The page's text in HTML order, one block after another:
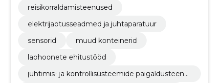
reisikorraldamisteenused
elektrijaotusseadmed ja juhtaparatuur
sensorid
muud konteinerid
laohoonete ehitustööd
juhtimis- ja kontrollisüsteemide paigaldusteenu